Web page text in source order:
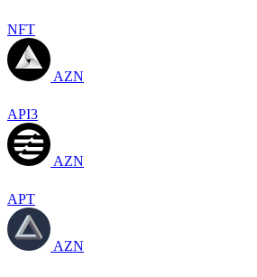
NFT
AZN
API3
AZN
APT
AZN